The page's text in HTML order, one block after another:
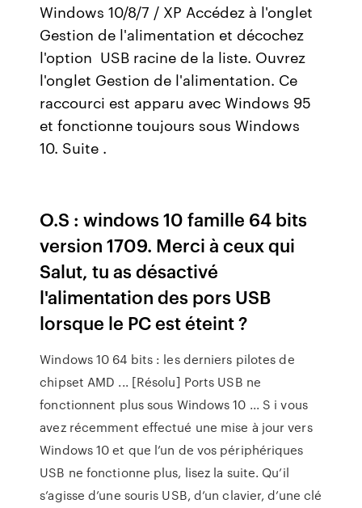
Windows 10/8/7 / XP Accédez à l'onglet
Gestion de l'alimentation et décochez
l'option USB racine de la liste. Ouvrez
l'onglet Gestion de l'alimentation. Ce
raccourci est apparu avec Windows 95
et fonctionne toujours sous Windows
10. Suite .
O.S : windows 10 famille 64 bits
version 1709. Merci à ceux qui
Salut, tu as désactivé
l'alimentation des pors USB
lorsque le PC est éteint ?
Windows 10 64 bits : les derniers pilotes de
chipset AMD ... [Résolu] Ports USB ne
fonctionnent plus sous Windows 10 ... S i vous
avez récemment effectué une mise à jour vers
Windows 10 et que l’un de vos périphériques
USB ne fonctionne plus, lisez la suite. Qu’il
s’agisse d’une souris USB, d’un clavier, d’une clé